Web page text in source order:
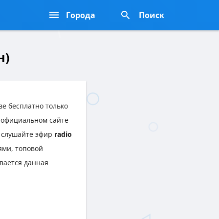
Города Поиск
бесплатно только
сайте
эфир radio
топовой
данная